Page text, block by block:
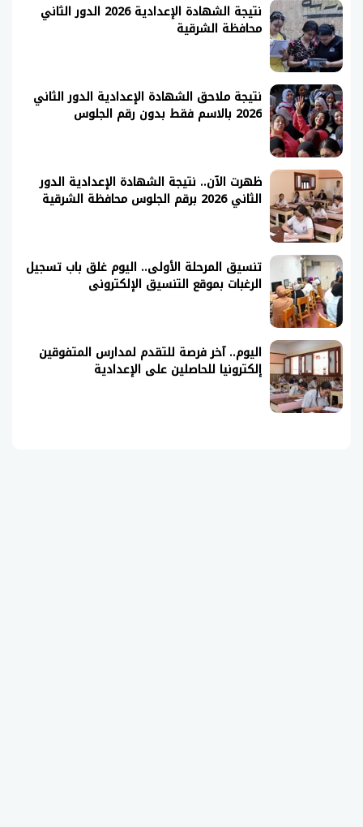
نتيجة الشهادة الإعدادية 2026 الدور الثاني
محافظة الشرقية
نتيجة ملاحق الشهادة الإعدادية الدور الثاني
2026 بالاسم فقط بدون رقم الجلوس
ظهرت الآن.. نتيجة الشهادة الإعدادية الدور
الثاني 2026 برقم الجلوس محافظة الشرقية
تنسيق المرحلة الأولى.. اليوم غلق باب تسجيل
الرغبات بموقع التنسيق الإلكترونى
اليوم.. آخر فرصة للتقدم لمدارس المتفوقين
إلكترونيا للحاصلين على الإعدادية